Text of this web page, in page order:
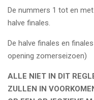
De nummers 1 tot en
halve finales.
De halve finales en
opening zomerseizoen)
ALLE NIET IN DIT
ZULLEN IN